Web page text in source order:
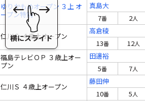
ゆりかもめオープン ３上 オ
ープン特別
真島大
7番 2人
仁川Ｓ ４歳上オープン
高倉稜
13番 12人
福島テレビＯＰ ３歳上オー
プン
田邊裕
5番 7人
仁川Ｓ ４歳上オープン
藤田伸
10番 5人